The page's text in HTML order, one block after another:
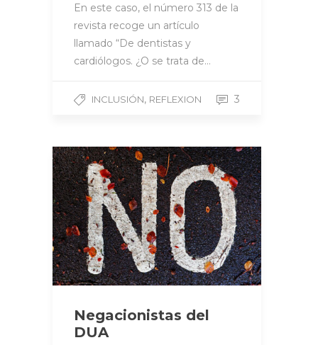
En este caso, el número 313 de la
revista recoge un artículo
llamado “De dentistas y
cardiólogos. ¿O se trata de…
INCLUSIÓN, REFLEXION 3
Negacionistas del
DUA